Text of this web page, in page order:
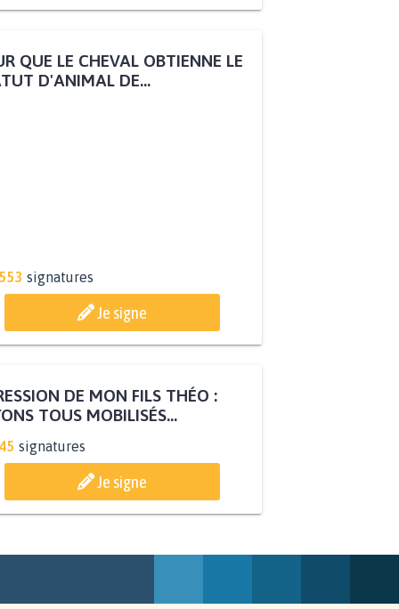
QUE LE CHEVAL OBTIENNE LE
D'ANIMAL DE...
signatures
Je signe
DE MON FILS THÉO :
TOUS MOBILISÉS...
signatures
Je signe